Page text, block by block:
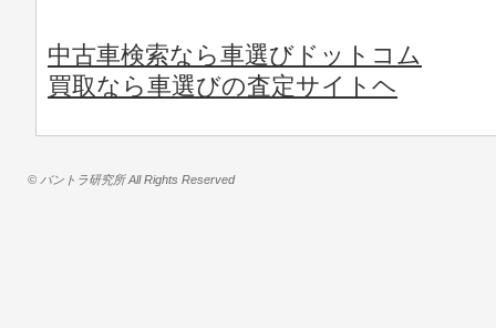
中古車検索なら車選びドットコム
買取なら車選びの査定サイトヘ
© バントラ研究所 All Rights Reserved